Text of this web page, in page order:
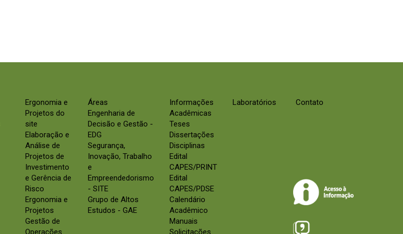
Ergonomia e
Projetos do
site
Elaboração e
Análise de
Projetos de
Investimento
e Gerência de
Risco
Ergonomia e
Projetos
Gestão de
Operações
Áreas
Engenharia de
Decisão e Gestão -
EDG
Segurança,
Inovação, Trabalho
e
Empreendedorismo
- SITE
Grupo de Altos
Estudos - GAE
Informações
Acadêmicas
Teses
Dissertações
Disciplinas
Edital
CAPES/PRINT
Edital
CAPES/PDSE
Calendário
Acadêmico
Manuais
Solicitações
Laboratórios Contato